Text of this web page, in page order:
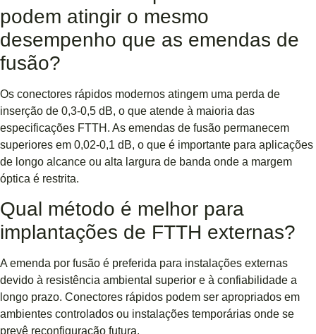
podem atingir o mesmo
desempenho que as emendas de
fusão?
Os conectores rápidos modernos atingem uma perda de
inserção de 0,3-0,5 dB, o que atende à maioria das
especificações FTTH. As emendas de fusão permanecem
superiores em 0,02-0,1 dB, o que é importante para aplicações
de longo alcance ou alta largura de banda onde a margem
óptica é restrita.
Qual método é melhor para
implantações de FTTH externas?
A emenda por fusão é preferida para instalações externas
devido à resistência ambiental superior e à confiabilidade a
longo prazo. Conectores rápidos podem ser apropriados em
ambientes controlados ou instalações temporárias onde se
prevê reconfiguração futura.